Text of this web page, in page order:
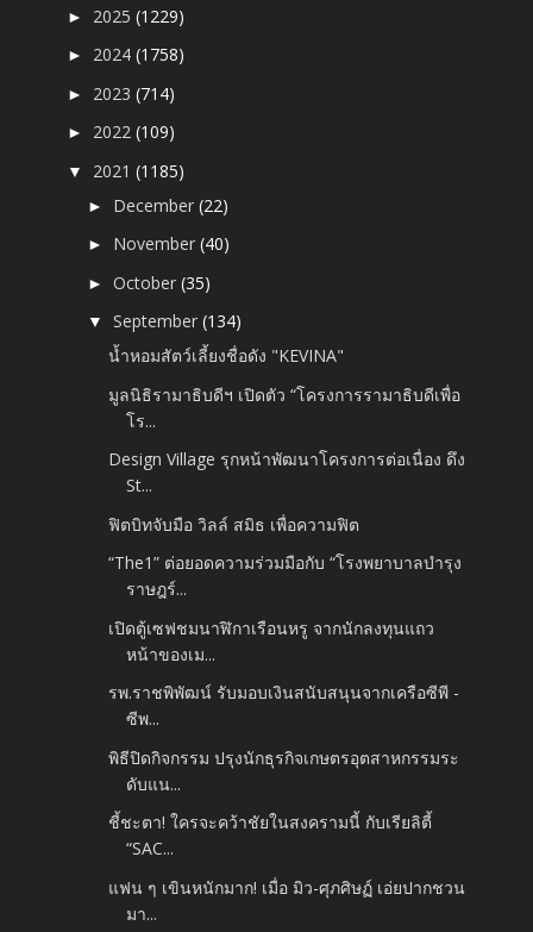
► 2025(1229)
► 2024(1758)
► 2023(714)
► 2022(109)
▼ 2021(1185)
► December(22)
► November(40)
►October(35)
▼September(134)
น้ำหอมสัตว์เลี้ยงชื่อดัง "KEVINA"
มูลนิธิรามาธิบดีฯ เปิดตัว “โครงการรามาธิบดีเพื่อ
โร...
Design Village รุกหน้าพัฒนาโครงการต่อเนื่อง ดึง
St...
ฟิตบิทจับมือ วิลล์ สมิธ เพื่อความฟิต
“The1” ต่อยอดความร่วมมือกับ “โรงพยาบาลบํารุง
ราษฎร์...
เปิดตู้เซฟชมนาฬิกาเรือนหรู จากนักลงทุนแถว
หน้าของเม...
รพ.ราชพิพัฒน์ รับมอบเงินสนับสนุนจากเครือซีพี -
ซีพ...
พิธีปิดกิจกรรม ปรุงนักธุรกิจเกษตรอุตสาหกรรมระ
ดับแน...
ชี้ชะตา! ใครจะคว้าชัยในสงครามนี้ กับเรียลิตี้
“SAC...
แฟน ๆ เขินหนักมาก! เมื่อ มิว-ศุภศิษฏ์ เอ่ยปากชวน
มา...